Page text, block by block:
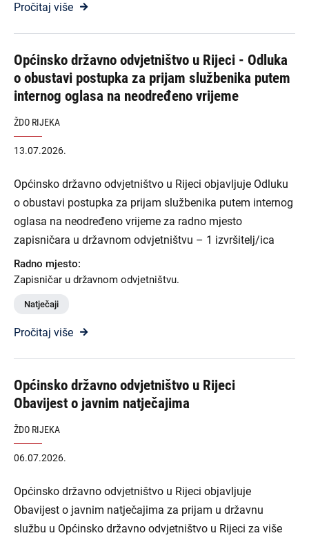
Pročitaj više
Općinsko državno odvjetništvo u Rijeci - Odluka
o obustavi postupka za prijam službenika putem
internog oglasa na neodređeno vrijeme
ŽDO RIJEKA
13.07.2026.
Općinsko državno odvjetništvo u Rijeci objavljuje Odluku
o obustavi postupka za prijam službenika putem internog
oglasa na neodređeno vrijeme za radno mjesto
zapisničara u državnom odvjetništvu – 1 izvršitelj/ica
Radno mjesto:
Zapisničar u državnom odvjetništvu.
Natječaji
Pročitaj više
Općinsko državno odvjetništvo u Rijeci
Obavijest o javnim natječajima
ŽDO RIJEKA
06.07.2026.
Općinsko državno odvjetništvo u Rijeci objavljuje
Obavijest o javnim natječajima za prijam u državnu
službu u Općinsko državno odvjetništvo u Rijeci za više